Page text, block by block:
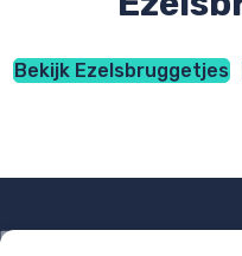
Bekijk Ezelsbruggetjes